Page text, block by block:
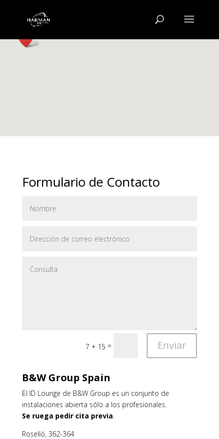
Formulario de Contacto
7 + 15 = Enviar
B&W Group Spain
El ID Lounge de B&W Group es un conjunto de
instalaciones abierta sólo a los profesionales.
Se ruega pedir cita previa
Roselló, 362-364